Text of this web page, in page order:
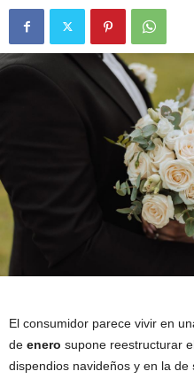
El consumidor parece vivir en
de enero supone reestructurar
dispendios navideños y en la de